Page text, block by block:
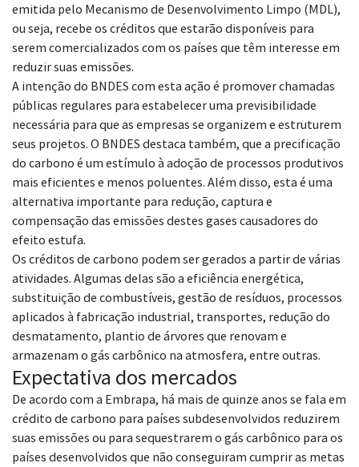
emitida pelo Mecanismo de Desenvolvimento Limpo (MDL),
ou seja, recebe os créditos que estarão disponíveis para
serem comercializados com os países que têm interesse em
reduzir suas emissões.
A intenção do BNDES com esta ação é promover chamadas
públicas regulares para estabelecer uma previsibilidade
necessária para que as empresas se organizem e estruturem
seus projetos. O BNDES destaca também, que a precificação
do carbono é um estímulo à adoção de processos produtivos
mais eficientes e menos poluentes. Além disso, esta é uma
alternativa importante para redução, captura e
compensação das emissões destes gases causadores do
efeito estufa.
Os créditos de carbono podem ser gerados a partir de várias
atividades. Algumas delas são a eficiência energética,
substituição de combustíveis, gestão de resíduos, processos
aplicados à fabricação industrial, transportes, redução do
desmatamento, plantio de árvores que renovam e
armazenam o gás carbônico na atmosfera, entre outras.
Expectativa dos mercados
De acordo com a Embrapa, há mais de quinze anos se fala em
crédito de carbono para países subdesenvolvidos reduzirem
suas emissões ou para sequestrarem o gás carbônico para os
países desenvolvidos que não conseguiram cumprir as metas